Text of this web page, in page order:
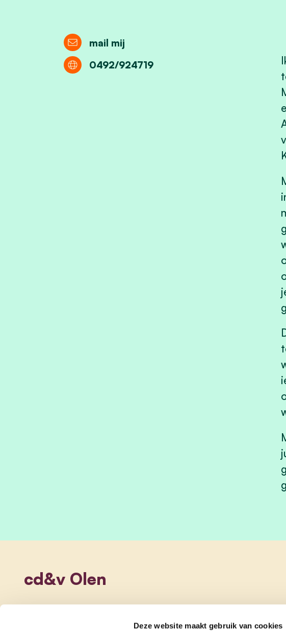
Deze website maakt gebruik van cookies
mail mij
0492/924719
cd&v Olen